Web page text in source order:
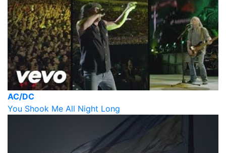
AC/DC
You Shook Me All Night Long